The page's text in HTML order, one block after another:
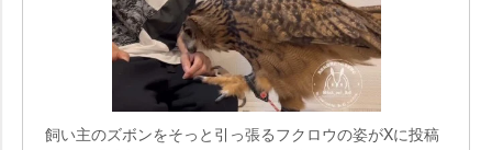
飼い主のズボンをそっと引っ張るフクロウの姿がXに投稿